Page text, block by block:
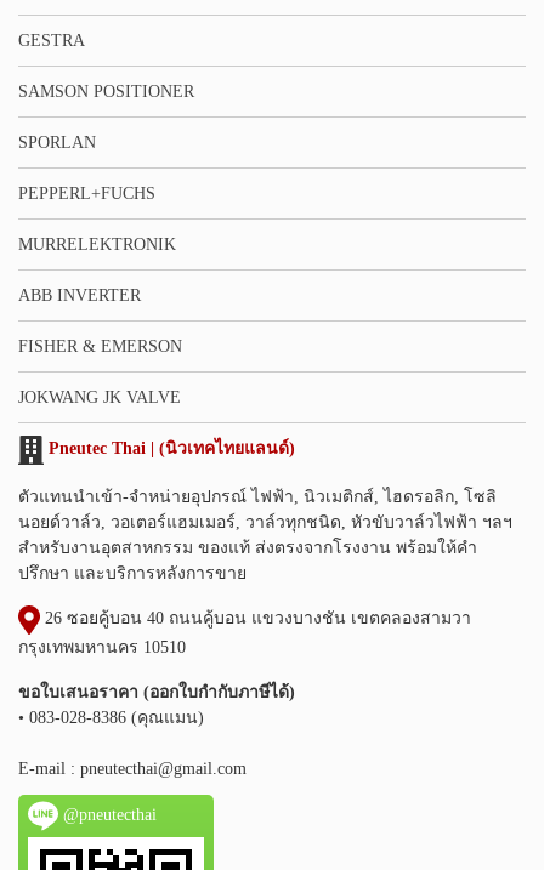
GESTRA
SAMSON POSITIONER
SPORLAN
PEPPERL+FUCHS
MURRELEKTRONIK
ABB INVERTER
FISHER & EMERSON
JOKWANG JK VALVE
Pneutec Thai | (นิวเทคไทยแลนด์)
ตัวแทนนำเข้า-จำหน่ายอุปกรณ์ ไฟฟ้า, นิวเมติกส์, ไฮดรอลิก, โซลิ
นอยด์วาล์ว, วอเตอร์แฮมเมอร์, วาล์วทุกชนิด, หัวขับวาล์วไฟฟ้า ฯลฯ
สำหรับงานอุตสาหกรรม ของแท้ ส่งตรงจากโรงงาน พร้อมให้คำ
ปรึกษา และบริการหลังการขาย
26 ซอยคู้บอน 40 ถนนคู้บอน แขวงบางชัน เขตคลองสามวา
กรุงเทพมหานคร 10510
ขอใบเสนอราคา (ออกใบกำกับภาษีได้)
• 083-028-8386 (คุณแมน)
E-mail : pneutecthai@gmail.com
@pneutecthai